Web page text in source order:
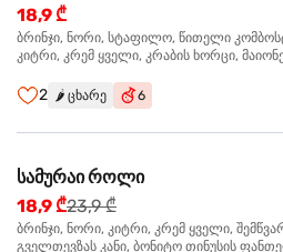
18,9 ₾
ბრინჯი, ნორი, სტაფილო, წითელი
კიტრი, კრემ ყველი, კრაბის ხორცი,
2 🌶️ ცხარე 6
სამურაი როლი
18,9 ₾23,9 ₾
ბრინჯი, ნორი, კიტრი, კრემ ყველი,
გველთევზას კანი, ბონიტო თინუსის